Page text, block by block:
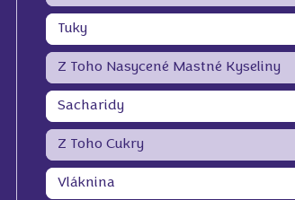
Tuky
Z Toho Nasycené Mastné Kyseliny
Sacharidy
Z Toho Cukry
Vláknina